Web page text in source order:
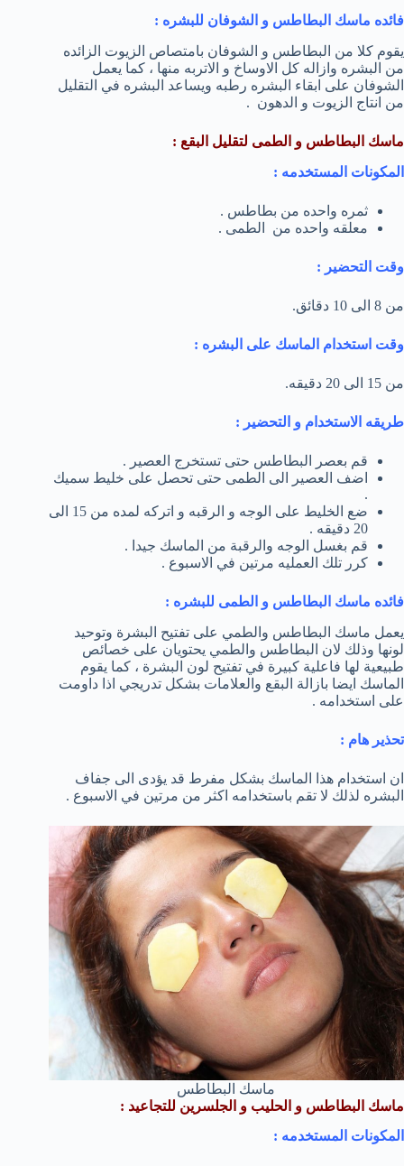
فائده ماسك البطاطس و الشوفان للبشره :
يقوم كلا من البطاطس و الشوفان بامتصاص الزيوت الزائده
من البشره وازاله كل الاوساخ و الاتربه منها ، كما يعمل
الشوفان على ابقاء البشره رطبه ويساعد البشره في التقليل
من انتاج الزيوت و الدهون .
ماسك البطاطس و الطمى لتقليل البقع :
المكونات المستخدمه :
ثمره واحده من بطاطس .
معلقه واحده من الطمى .
وقت التحضير :
من 8 الى 10 دقائق.
وقت استخدام الماسك على البشره :
من 15 الى 20 دقيقه.
طريقه الاستخدام و التحضير :
قم بعصر البطاطس حتى تستخرج العصير .
اضف العصير الى الطمى حتى تحصل على خليط سميك
.
ضع الخليط على الوجه و الرقبه و اتركه لمده من 15 الى
20 دقيقه .
قم بغسل الوجه والرقبة من الماسك جيدا .
كرر تلك العمليه مرتين في الاسبوع .
فائده ماسك البطاطس و الطمى للبشره :
يعمل ماسك البطاطس والطمي على تفتيح البشرة وتوحيد
لونها وذلك لان البطاطس والطمي يحتويان على خصائص
طبيعية لها فاعلية كبيرة في تفتيح لون البشرة ، كما يقوم
الماسك ايضا بازالة البقع والعلامات بشكل تدريجي اذا داومت
على استخدامه .
تحذير هام :
ان استخدام هذا الماسك بشكل مفرط قد يؤدى الى جفاف
البشره لذلك لا تقم باستخدامه اكثر من مرتين في الاسبوع .
ماسك البطاطس
ماسك البطاطس و الحليب و الجلسرين للتجاعيد :
المكونات المستخدمه :